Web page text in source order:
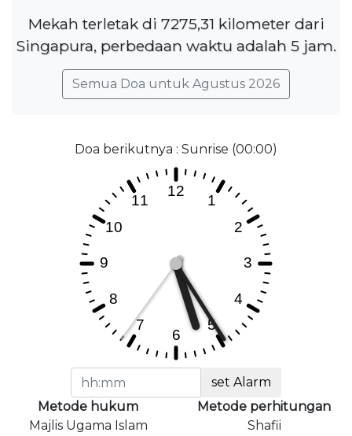
Mekah terletak di 7275,31 kilometer dari
Singapura, perbedaan waktu adalah 5 jam.
Semua Doa untuk Agustus 2026
Doa berikutnya : Sunrise (00:00)
set Alarm
Metode hukum
Majlis Ugama Islam
Metode perhitungan
Shafii